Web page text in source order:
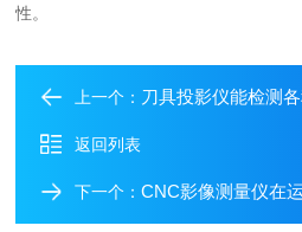
性。
上一个： 刀具投影仪能检测
返回列表
下一个：CNC影像测量仪在